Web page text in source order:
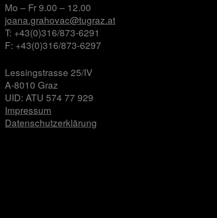
Mo – Fr 9.00 – 12.00
joana.grahovac@tugraz.at
T: +43(0)316/873-6291
F: +43(0)316/873-6297
Lessingstrasse 25/IV
A-8010 Graz
UID: ATU 574 77 929
Impressum
Datenschutzerklärung